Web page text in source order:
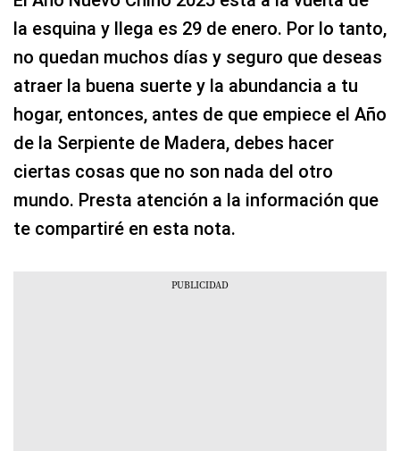
la esquina y llega es 29 de enero. Por lo tanto,
no quedan muchos días y seguro que deseas
atraer la buena suerte y la abundancia a tu
hogar, entonces, antes de que empiece el Año
de la Serpiente de Madera, debes hacer
ciertas cosas que no son nada del otro
mundo. Presta atención a la información que
te compartiré en esta nota.